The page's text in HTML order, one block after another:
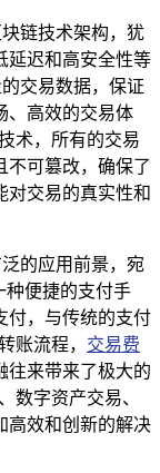
链技术架构，犹
延迟和高安全性等
交易数据，保证
、高效的交易体
术，所有的交易
不可篡改，确保了
对交易的真实性和
的应用前景，宛
种便捷的支付手
付，与传统的支付
账流程， 交易费
往来带来了极大的
数字资产交易、
高效和创新的解决